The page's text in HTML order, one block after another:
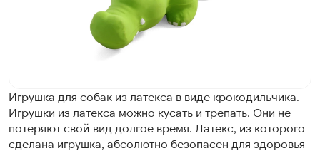
Игрушка для собак из латекса в виде крокодильчика.
Игрушки из латекса можно кусать и трепать. Они не
потеряют свой вид долгое время. Латекс, из которого
сделана игрушка, абсолютно безопасен для здоровья